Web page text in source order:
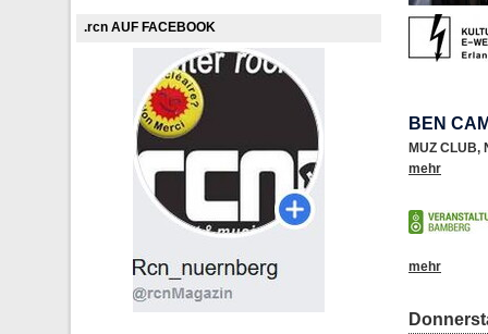
.rcn AUF FACEBOOK
BEN
MUZ CLUB,
mehr
mehr